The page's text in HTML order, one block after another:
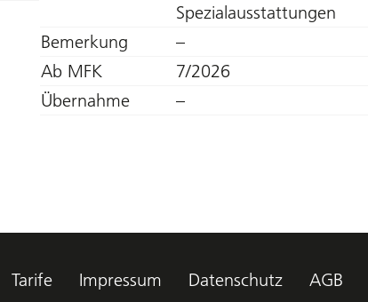
Spezialausstattungen
Bemerkung
–
Ab MFK
7/2026
Übernahme
–
Tarife Impressum Datenschutz AGB